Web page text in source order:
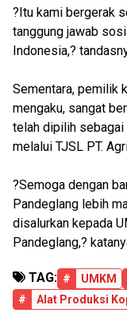
?Itu kami bergerak
tanggung jawab
Indonesia,?
Sementara, pemilik
mengaku, sangat
telah dipilih sebagai
melalui TJSL PT.
?Semoga dengan
Pandeglang lebih
disalurkan kepada
Pandeglang,?
TAG: # UMKM
#
Alat Produksi